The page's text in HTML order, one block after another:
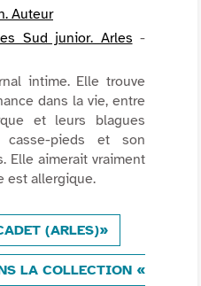
Auteur
Sud junior. Arles -
intime. Elle trouve
dans la vie, entre
et leurs blagues
pieds et son
Elle aimerait vraiment
est allergique.
(ARLES)»
LA COLLECTION «CADET